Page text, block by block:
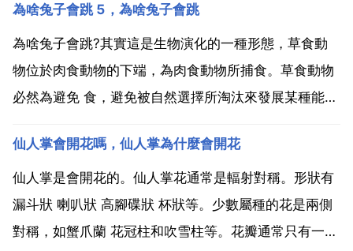
為啥兔子會跳 5，為啥兔子會跳
為啥兔子會跳?其實這是生物演化的一種形態，草食動
物位於肉食動物的下端，為肉食動物所捕食。草食動物
必然為避免 食，避免被自然選擇所淘汰來發展某種能
跑最具有爆發性，耐力最強，速度最快就成了活命的關
鍵。在眾多草食動物中，慢慢形成了一種跑步方式，就
是跳跑。在跑...
仙人掌會開花嗎，仙人掌為什麼會開花
仙人掌是會開花的。仙人掌花通常是輻射對稱。形狀有
漏斗狀 喇叭狀 高腳碟狀 杯狀等。少數屬種的花是兩側
對稱，如蟹爪蘭 花冠柱和吹雪柱等。花瓣通常只有一層